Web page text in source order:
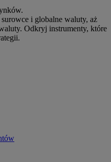
i globalne waluty, aż
Odkryj instrumenty, które